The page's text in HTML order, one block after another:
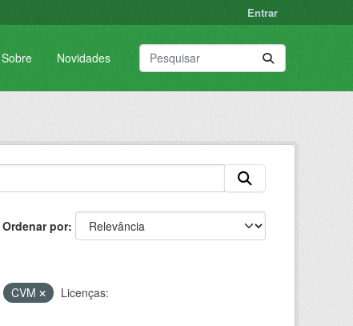
Entrar
Sobre Novidades
Ordenar por
CVM
Licenças: